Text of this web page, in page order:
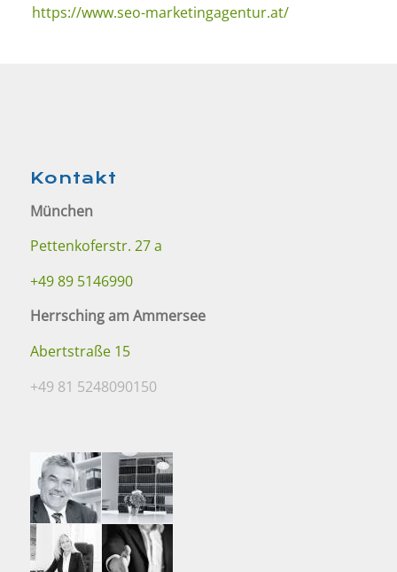
https://www.seo-marketingagentur.at/
Kontakt
München
Pettenkoferstr. 27 a
+49 89 5146990
Herrsching am Ammersee
Abertstraße 15
+49 81 5248090150